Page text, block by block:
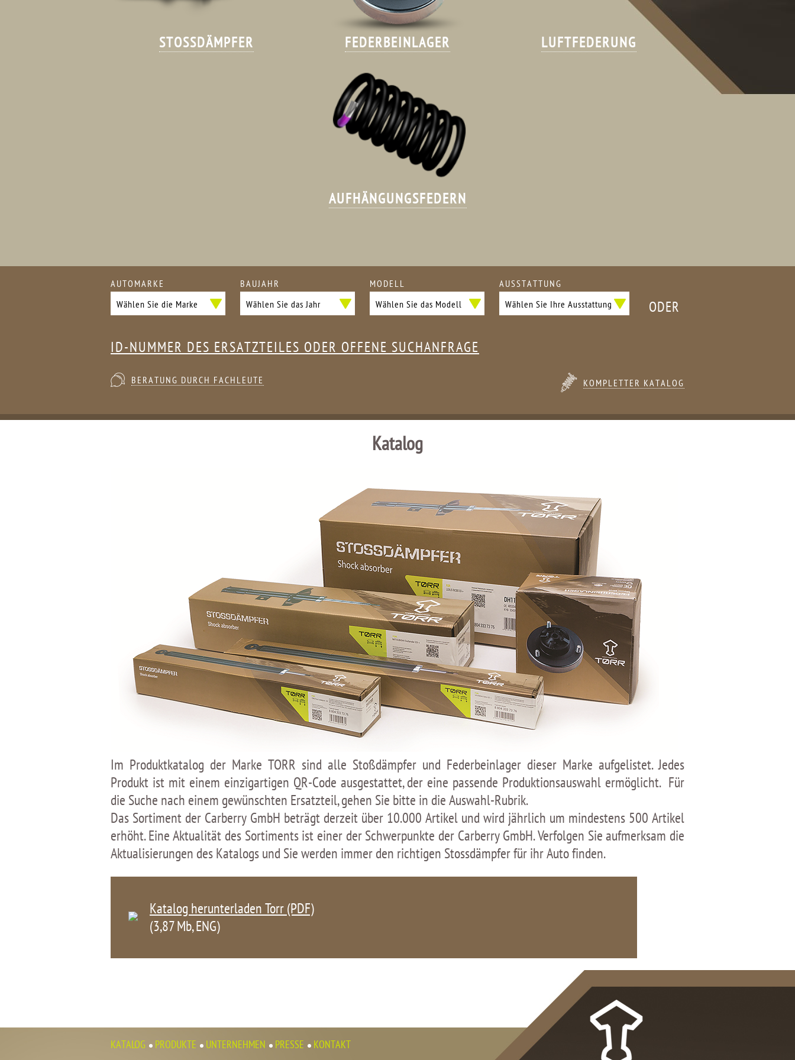
STOSSDÄMPFER FEDERBEINLAGER LUFTFEDERUNG
AUFHÄNGUNGSFEDERN
AUTOMARKE BAUJAHR MODELL AUSSTATTUNG
ODER
ID-NUMMER DES ERSATZTEILES ODER OFFENE SUCHANFRAGE
BERATUNG DURCH FACHLEUTE KOMPLETTER KATALOG
Katalog
Im Produktkatalog der Marke TORR sind alle Stoßdämpfer und Federbeinlager dieser Marke aufgelistet. Jedes
Produkt ist mit einem einzigartigen QR-Code ausgestattet, der eine passende Produktionsauswahl ermöglicht. Für
die Suche nach einem gewünschten Ersatzteil, gehen Sie bitte in die Auswahl-Rubrik.
Das Sortiment der Carberry GmbH beträgt derzeit über 10.000 Artikel und wird jährlich um mindestens 500 Artikel
erhöht. Eine Aktualität des Sortiments ist einer der Schwerpunkte der Carberry GmbH. Verfolgen Sie aufmerksam die
Aktualisierungen des Katalogs und Sie werden immer den richtigen Stossdämpfer für ihr Auto finden.
Katalog herunterladen Torr (PDF)
(3,87 Мb, ENG)
KATALOG PRODUKTE UNTERNEHMEN PRESSE KONTAKT